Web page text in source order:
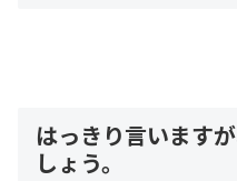
はっきり言います
しょう。